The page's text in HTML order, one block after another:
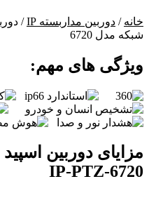
خانه / دوربین مداربسته IP
شبکه مدل 6720
ویژگی های مهم:
مزایای دوربین
6720-IP-PTZ